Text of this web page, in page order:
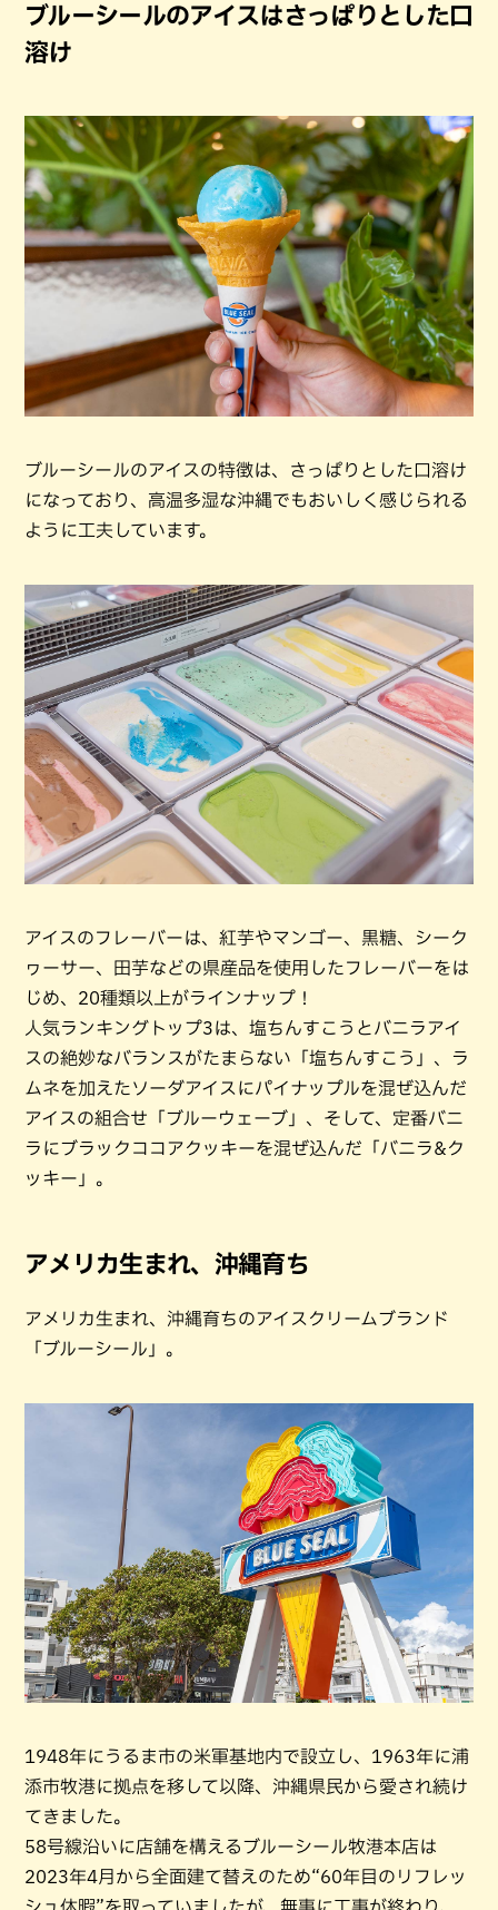
ブルーシールのアイスはさっぱりとした口
溶け
ブルーシールのアイスの特徴は、さっぱりとした口溶け
になっており、高温多湿な沖縄でもおいしく感じられる
ように工夫しています。
アイスのフレーバーは、紅芋やマンゴー、黒糖、シーク
ヮーサー、田芋などの県産品を使用したフレーバーをは
じめ、20種類以上がラインナップ！
人気ランキングトップ3は、塩ちんすこうとバニラアイ
スの絶妙なバランスがたまらない「塩ちんすこう」、ラ
ムネを加えたソーダアイスにパイナップルを混ぜ込んだ
アイスの組合せ「ブルーウェーブ」、そして、定番バニ
ラにブラックココアクッキーを混ぜ込んだ「バニラ&ク
ッキー」。
アメリカ生まれ、沖縄育ち
アメリカ生まれ、沖縄育ちのアイスクリームブランド
「ブルーシール」。
1948年にうるま市の米軍基地内で設立し、1963年に浦
添市牧港に拠点を移して以降、沖縄県民から愛され続け
てきました。
58号線沿いに店舗を構えるブルーシール牧港本店は
2023年4月から全面建て替えのため“60年目のリフレッ